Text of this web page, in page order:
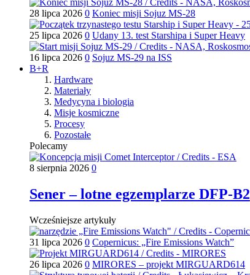
28 lipca 2026 0 Koniec misji Sojuz MS-28
25 lipca 2026 0 Udany 13. test Starshipa i Super Heavy
16 lipca 2026 0 Sojuz MS-29 na ISS
B+R
Hardware
Materiały
Medycyna i biologia
Misje kosmiczne
Procesy
Pozostałe
Polecamy
8 sierpnia 2026 0
Sener – lotne egzemplarze DFP-B2
Wcześniejsze artykuły
31 lipca 2026 0 Copernicus: „Fire Emissions Watch”
26 lipca 2026 0 MIRORES – projekt MIRGUARD614